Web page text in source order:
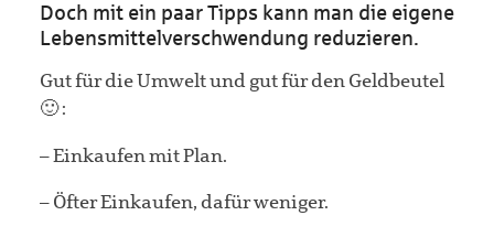
Doch mit ein paar Tipps kann man die eigene
Lebensmittelverschwendung reduzieren.
Gut für die Umwelt und gut für den Geldbeutel
🙂 :
– Einkaufen mit Plan.
– Öfter Einkaufen, dafür weniger.